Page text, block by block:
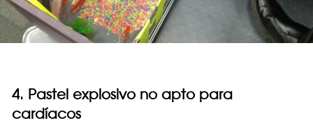
4. Pastel explosivo no apto para
cardíacos